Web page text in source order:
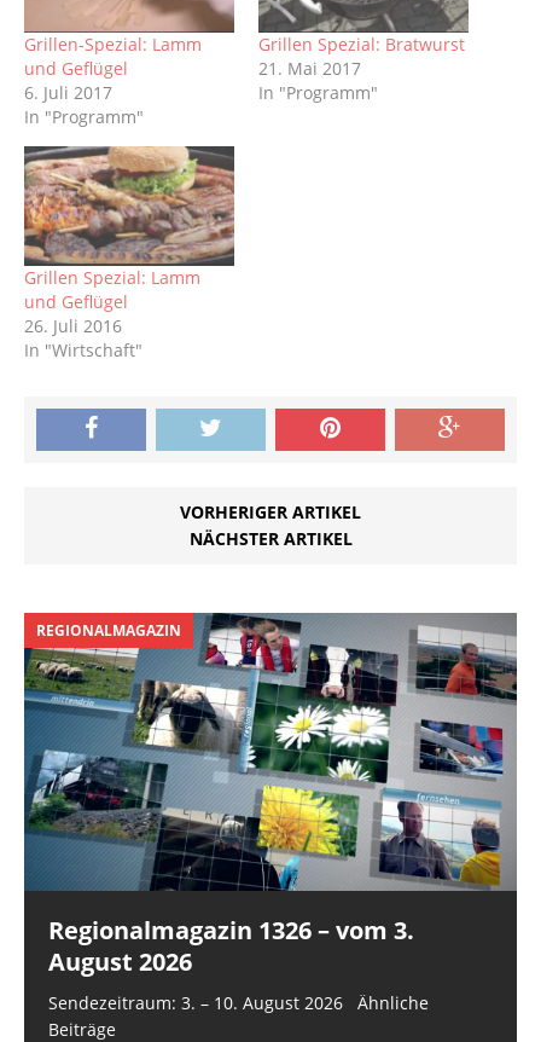
Grillen-Spezial: Lamm
und Geflügel
6. Juli 2017
In "Programm"
Grillen Spezial: Bratwurst
21. Mai 2017
In "Programm"
Grillen Spezial: Lamm
und Geflügel
26. Juli 2016
In "Wirtschaft"
VORHERIGER ARTIKEL
NÄCHSTER ARTIKEL
REGIONALMAGAZIN
Regionalmagazin 1326 – vom 3.
August 2026
Sendezeitraum: 3. – 10. August 2026 Ähnliche
Beiträge